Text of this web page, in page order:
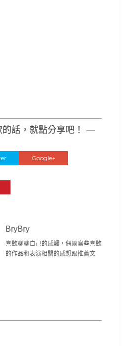
話，就點分享吧！ —
Google+
BryBry
喜歡聊聊自己的感觸，偶爾寫些喜歡
的作品和表演相關的感想跟推薦文